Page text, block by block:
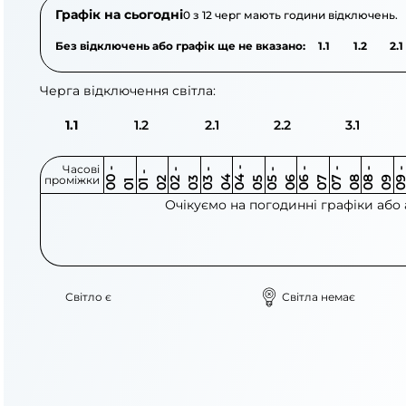
Графік на сьогодні0 з 12 черг мають години відключень.
Без відключень або графік ще не вказано: 1.1 1.2 2.1
Черга відключення світла:
1.1 1.2 2.1 2.2 3.1
Часові
проміжки 0
0
-
0 1 0
1
-
0 2 0 2
-
0 3 0 3
-
0 4 0 4
-
0 5 0 5
-
0 6 0 6
-
0 7 0 7
-
0 8 0 8
-
0 9 0
9
-
1
Очікуємо на погодинні графіки
Світло є Світла немає